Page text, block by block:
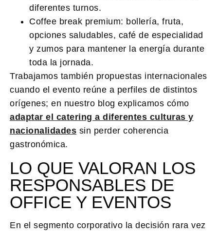
diferentes turnos.
Coffee break premium: bollería, fruta,
opciones saludables, café de especialidad
y zumos para mantener la energía durante
toda la jornada.
Trabajamos también propuestas internacionales
cuando el evento reúne a perfiles de distintos
orígenes; en nuestro blog explicamos cómo
adaptar el catering a diferentes culturas y
nacionalidades sin perder coherencia
gastronómica.
LO QUE VALORAN LOS
RESPONSABLES DE
OFFICE Y EVENTOS
En el segmento corporativo la decisión rara vez